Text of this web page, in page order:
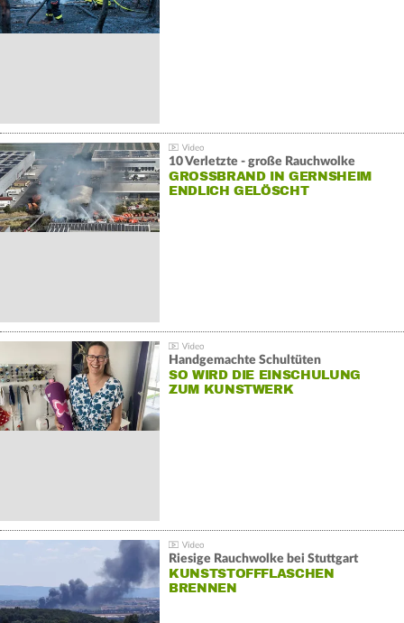
10 Verletzte - große Rauchwolke
GROSSBRAND IN GERNSHEIM E
NDLICH GELÖSCHT
Handgemachte Schultüten
SO WIRD DIE EINSCHULUNG
ZUM KUNSTWERK
Riesige Rauchwolke bei Stuttgart
KUNSTSTOFFFLASCHEN
BRENNEN